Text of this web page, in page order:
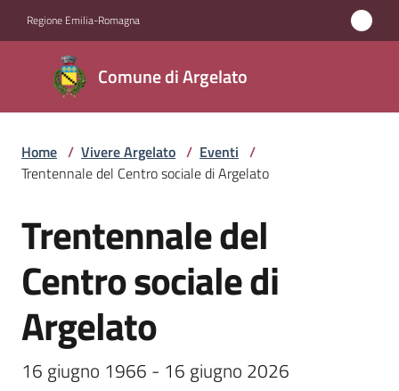
Regione Emilia-Romagna
Comune di Argelato
Comune
di
Argelato
Novità
Servizi
Vivere
Argelato
Menu selezionato
Home / Vivere Argelato / Eventi /
Trentennale del Centro sociale di Argelato
Salta al contenuto
Trentennale del
Centro sociale di
Argelato
16 giugno 1966 - 16 giugno 2026